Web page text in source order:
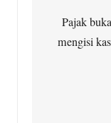
Pajak
mengisi